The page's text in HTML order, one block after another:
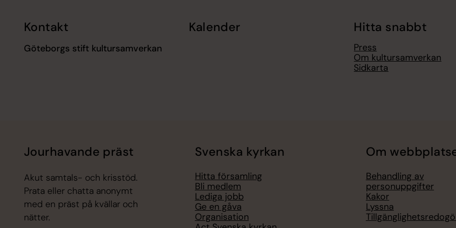
Kontakt
Göteborgs stift kultursamverkan
Kalender Hitta snabbt
Press
Om kultursamverkan
Sidkarta
Jourhavande präst
Akut samtals- och krisstöd.
Prata eller chatta anonymt
med en präst på kvällar och
nätter.
Svenska kyrkan
Hitta församling
Bli medlem
Lediga jobb
Ge en gåva
Organisation
Om
Behandling av
personuppgifter
Kakor
Lyssna